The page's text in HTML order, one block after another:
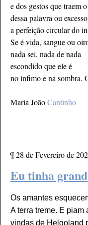
e dos gestos que traem
dessa palavra ou
a perfeição circular do
Se é vida, sangue ou
nada sei, nada de nada
escondido que ele é
no ínfimo e na sombra.
Maria JoãoCantinho
¶28 de Fevereiro de
Eu tinha
Os amantes
A terra treme. E piam
vindas de Helgoland